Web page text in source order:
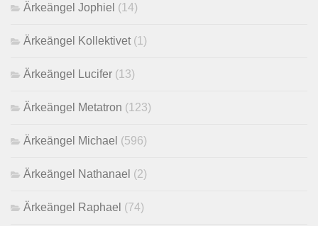
Ärkeängel Jophiel (14)
Ärkeängel Kollektivet (1)
Ärkeängel Lucifer (13)
Ärkeängel Metatron (123)
Ärkeängel Michael (596)
Ärkeängel Nathanael (2)
Ärkeängel Raphael (74)